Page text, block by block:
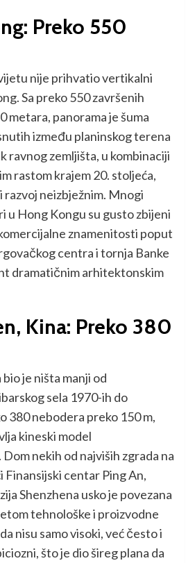
Preko 550
nije prihvatio vertikalni
Sa preko 550 završenih
metara, panorama je šuma
između planinskog terena
ravnog zemljišta, u kombinaciji
rastom krajem 20. stoljeća,
neizbježnim. Mnogi
u Hong Kongu su gusto zbijeni
znamenitosti poput
centra i tornja Banke
dramatičnim arhitektonskim
Kina: Preko 380
je ništa manji od
sela 1970-ih do
380 nebodera preko 150 m,
kineski model
nekih od najviših zgrada na
centar Ping An,
Shenzhena usko je povezana
tehnološke i proizvodne
nisu samo visoki, već često i
što je dio šireg plana da